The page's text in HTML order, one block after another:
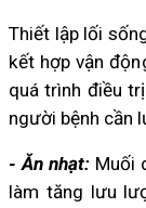
Thiết lập lối
kết hợp vận
quá trình điều
người bệnh cần
- Ăn nhạt:Muối
làm tăng lưu